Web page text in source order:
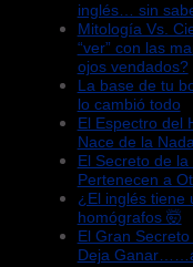
inglés… sin
Mitología Vs.
“ver” con las
ojos vendados?
La base de tu
lo cambió todo
El Espectro del
Nace de la
El Secreto de
Pertenecen a
¿El inglés tiene
homógrafos 🤯
El Gran
Deja